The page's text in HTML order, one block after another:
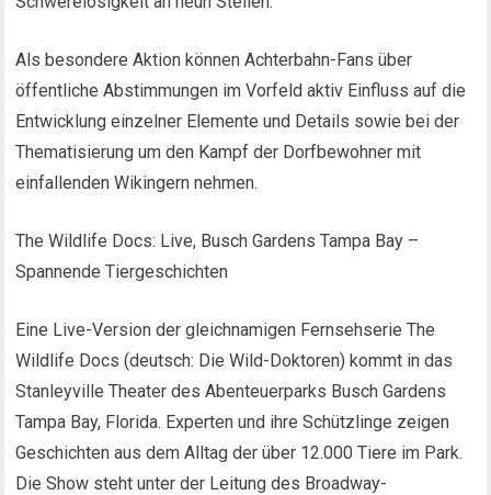
Als besondere Aktion können Achterbahn-Fans über
öffentliche Abstimmungen im Vorfeld aktiv Einfluss auf die
Entwicklung einzelner Elemente und Details sowie bei der
Thematisierung um den Kampf der Dorfbewohner mit
einfallenden Wikingern nehmen.
The Wildlife Docs: Live, Busch Gardens Tampa Bay –
Spannende Tiergeschichten
Eine Live-Version der gleichnamigen Fernsehserie The
Wildlife Docs (deutsch: Die Wild-Doktoren) kommt in das
Stanleyville Theater des Abenteuerparks Busch Gardens
Tampa Bay, Florida. Experten und ihre Schützlinge zeigen
Geschichten aus dem Alltag der über 12.000 Tiere im Park.
Die Show steht unter der Leitung des Broadway-